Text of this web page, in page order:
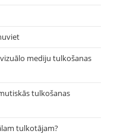
mediju tulkošanas
tulkošanas
tulkotājam?